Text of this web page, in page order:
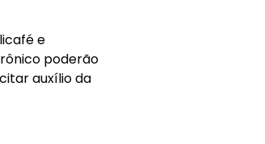
e
poderão
auxílio da